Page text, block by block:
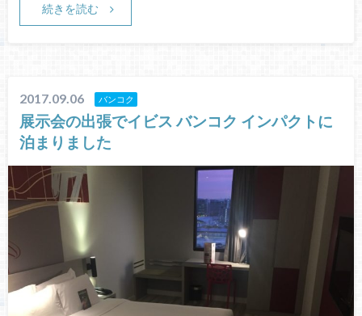
続きを読む
2017.09.06 バンコク
展示会の出張でイビス バンコク インパクトに
泊まりました